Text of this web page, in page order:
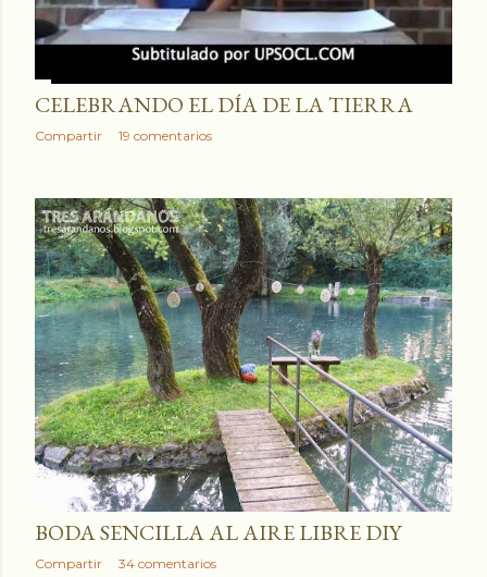
CELEBRANDO EL DÍA DE LA TIERRA
Compartir 19 comentarios
BODA SENCILLA AL AIRE LIBRE DIY
Compartir 34 comentarios